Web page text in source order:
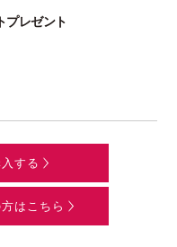
プレゼント
する
はこちら